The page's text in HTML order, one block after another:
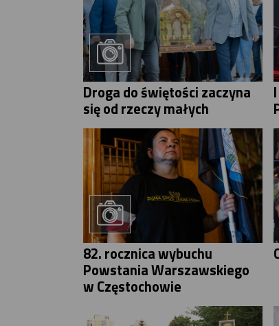
Droga do świętości zaczyna
się od rzeczy małych
82. rocznica wybuchu
Powstania Warszawskiego
w Częstochowie